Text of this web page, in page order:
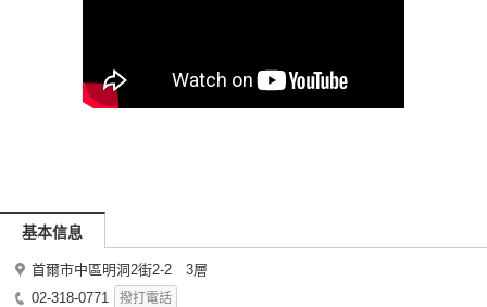
基本信息
首爾市中區明洞2街2-2 3層
02-318-0771
撥打電話